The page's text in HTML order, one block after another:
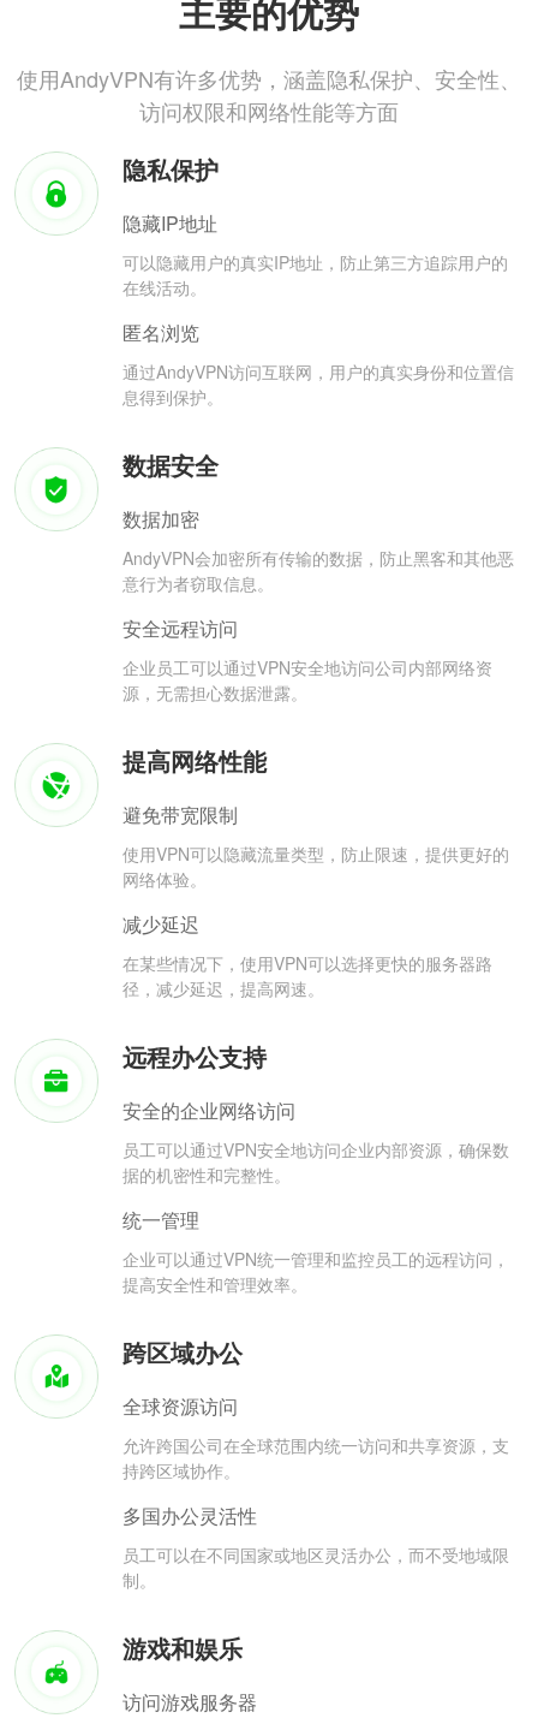
主要的优势
使用AndyVPN有许多优势，涵盖隐私保护、安全性、
访问权限和网络性能等方面
隐私保护
隐藏IP地址
可以隐藏用户的真实IP地址，防止第三方追踪用户的
在线活动。
匿名浏览
通过AndyVPN访问互联网，用户的真实身份和位置信
息得到保护。
数据安全
数据加密
AndyVPN会加密所有传输的数据，防止黑客和其他恶
意行为者窃取信息。
安全远程访问
企业员工可以通过VPN安全地访问公司内部网络资
源，无需担心数据泄露。
提高网络性能
避免带宽限制
使用VPN可以隐藏流量类型，防止限速，提供更好的
网络体验。
减少延迟
在某些情况下，使用VPN可以选择更快的服务器路
径，减少延迟，提高网速。
远程办公支持
安全的企业网络访问
员工可以通过VPN安全地访问企业内部资源，确保数
据的机密性和完整性。
统一管理
企业可以通过VPN统一管理和监控员工的远程访问，
提高安全性和管理效率。
跨区域办公
全球资源访问
允许跨国公司在全球范围内统一访问和共享资源，支
持跨区域协作。
多国办公灵活性
员工可以在不同国家或地区灵活办公，而不受地域限
制。
游戏和娱乐
访问游戏服务器